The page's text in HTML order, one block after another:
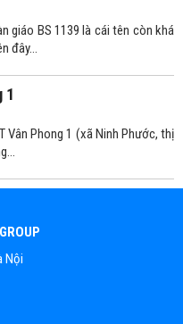
giáo BS 1139 là cái tên còn khá
đây...
1
Vân Phong 1 (xã Ninh Phước, thị
Nội